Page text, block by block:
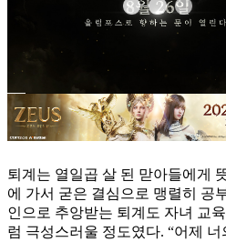
퇴계는 열일곱 살 된 맏아들에게
에 가서 굳은 결심으로 맹렬히 공
인으로 추앙받는 퇴계도 자녀 교
럼 극성스러울 정도였다. “어제